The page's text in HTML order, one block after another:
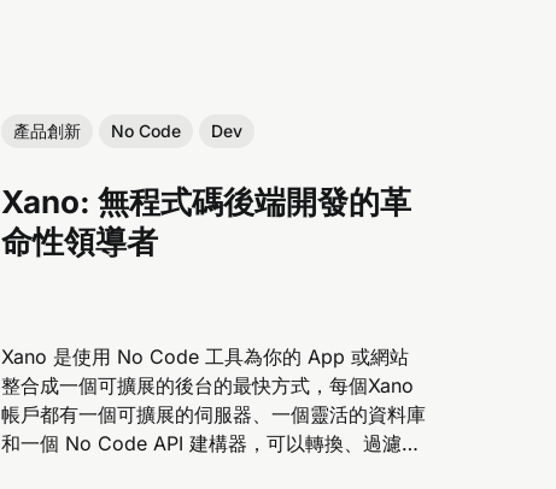
產品創新 No Code Dev
Xano: 無程式碼後端開發的革
命性領導者
Xano 是使用 No Code 工具為你的 App 或網站
整合成一個可擴展的後台的最快方式，每個Xano
帳戶都有一個可擴展的伺服器、一個靈活的資料庫
和一個 No Code API 建構器，可以轉換、過濾和